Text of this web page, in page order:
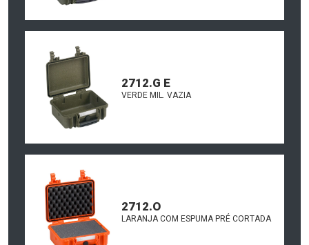
2712.G E
VERDE MIL. VAZIA
2712.O
LARANJA COM ESPUMA PRÉ CORTADA